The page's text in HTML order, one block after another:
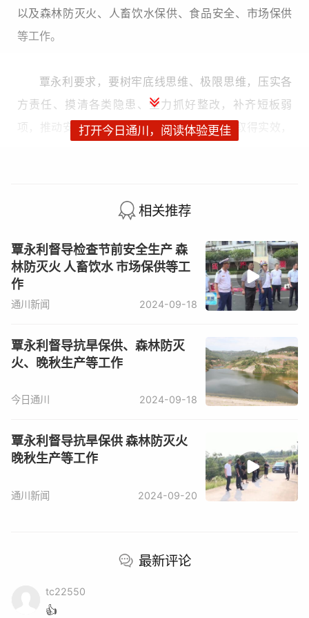
以及森林防灭火、人畜饮水保供、食品安全、市场保供
等工作。
覃永利要求，要树牢底线思维、极限思维，压实各
方责任、摸清各类隐患、全力抓好整改，补齐短板弱
项，推动安全生产各项工作任务落到实处、取得实效，
线，确保“生命通道”安全畅通。要加强统筹调度，及时掌
握辖区内群众生产生活用水情况，多措并举保障好群众
安全饮水。要充分认识当前森林防灭火工作的重要性和
复杂性，严格落实好进出山人员登记，强化火源管控，
加强防火巡查，加大宣传引导，切实筑牢森林防灭火安
接，确保节日期间各类生活物资供应充足、价格稳定、
打开今日通川，阅读体验更佳
相关推荐
覃永利督导检查节前安全生产 森
林防灭火 人畜饮水 市场保供等工
作
通川新闻 2024-09-18
覃永利督导抗旱保供、森林防灭
火、晚秋生产等工作
今日通川 2024-09-18
覃永利督导抗旱保供 森林防灭火
晚秋生产等工作
通川新闻 2024-09-20
最新评论
tc22550
👍